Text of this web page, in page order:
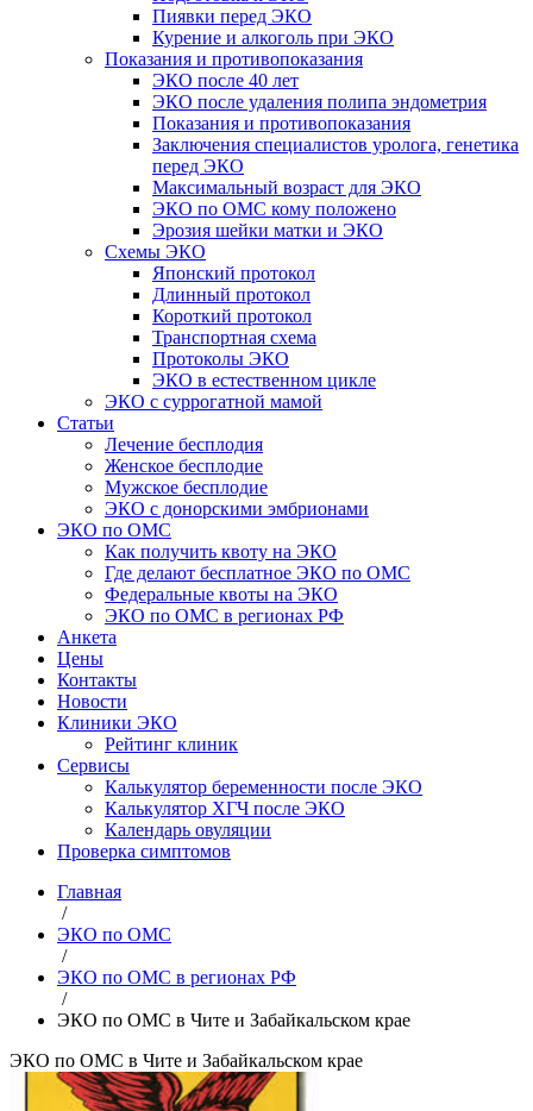
Пиявки перед ЭКО
Курение и алкоголь при ЭКО
Показания и противопоказания
ЭКО после 40 лет
ЭКО после удаления полипа эндометрия
Показания и противопоказания
Заключения специалистов уролога, генетика
перед ЭКО
Максимальный возраст для ЭКО
ЭКО по ОМС кому положено
Эрозия шейки матки и ЭКО
Схемы ЭКО
Японский протокол
Длинный протокол
Короткий протокол
Транспортная схема
Протоколы ЭКО
ЭКО в естественном цикле
ЭКО с суррогатной мамой
Статьи
Лечение бесплодия
Женское бесплодие
Мужское бесплодие
ЭКО с донорскими эмбрионами
ЭКО по ОМС
Как получить квоту на ЭКО
Где делают бесплатное ЭКО по ОМС
Федеральные квоты на ЭКО
ЭКО по ОМС в регионах РФ
Анкета
Цены
Контакты
Новости
Клиники ЭКО
Рейтинг клиник
Сервисы
Калькулятор беременности после ЭКО
Калькулятор ХГЧ после ЭКО
Календарь овуляции
Проверка симптомов
Главная
/
ЭКО по ОМС
/
ЭКО по ОМС в регионах РФ
/
ЭКО по ОМС в Чите и Забайкальском крае
ЭКО по ОМС в Чите и Забайкальском крае